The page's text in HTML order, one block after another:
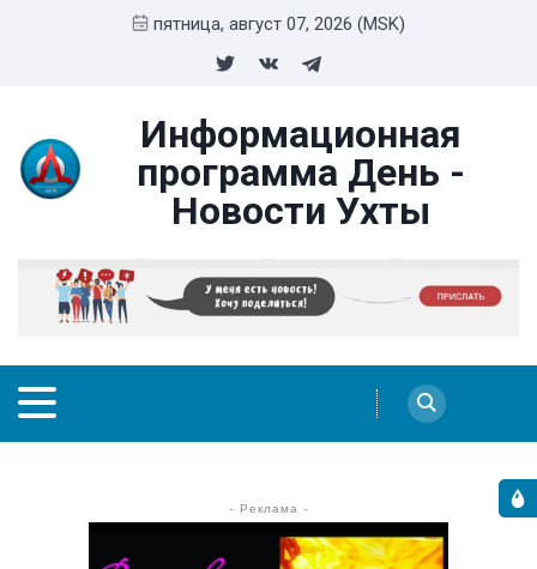
пятница, август 07, 2026 (MSK)
Информационная
программа День -
Новости Ухты
- Реклама -